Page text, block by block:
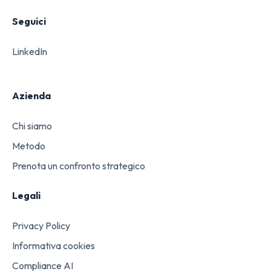
Seguici
LinkedIn
Azienda
Chi siamo
Metodo
Prenota un confronto strategico
Legali
Privacy Policy
Informativa cookies
Compliance AI